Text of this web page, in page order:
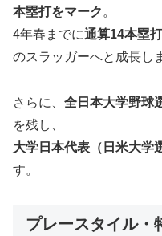
本塁打をマーク 。
4年春までに通算14本塁打
のスラッガーへと成長し
さらに、 全日本大学野球
を残し、
大学日本代表（日米大学
す。
プレースタイル・